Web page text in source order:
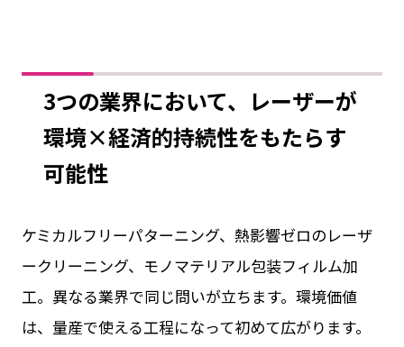
3つの業界において、レーザーが
環境×経済的持続性をもたらす
可能性
ケミカルフリーパターニング、熱影響ゼロのレーザ
ークリーニング、モノマテリアル包装フィルム加
工。異なる業界で同じ問いが立ちます。環境価値
は、量産で使える工程になって初めて広がります。